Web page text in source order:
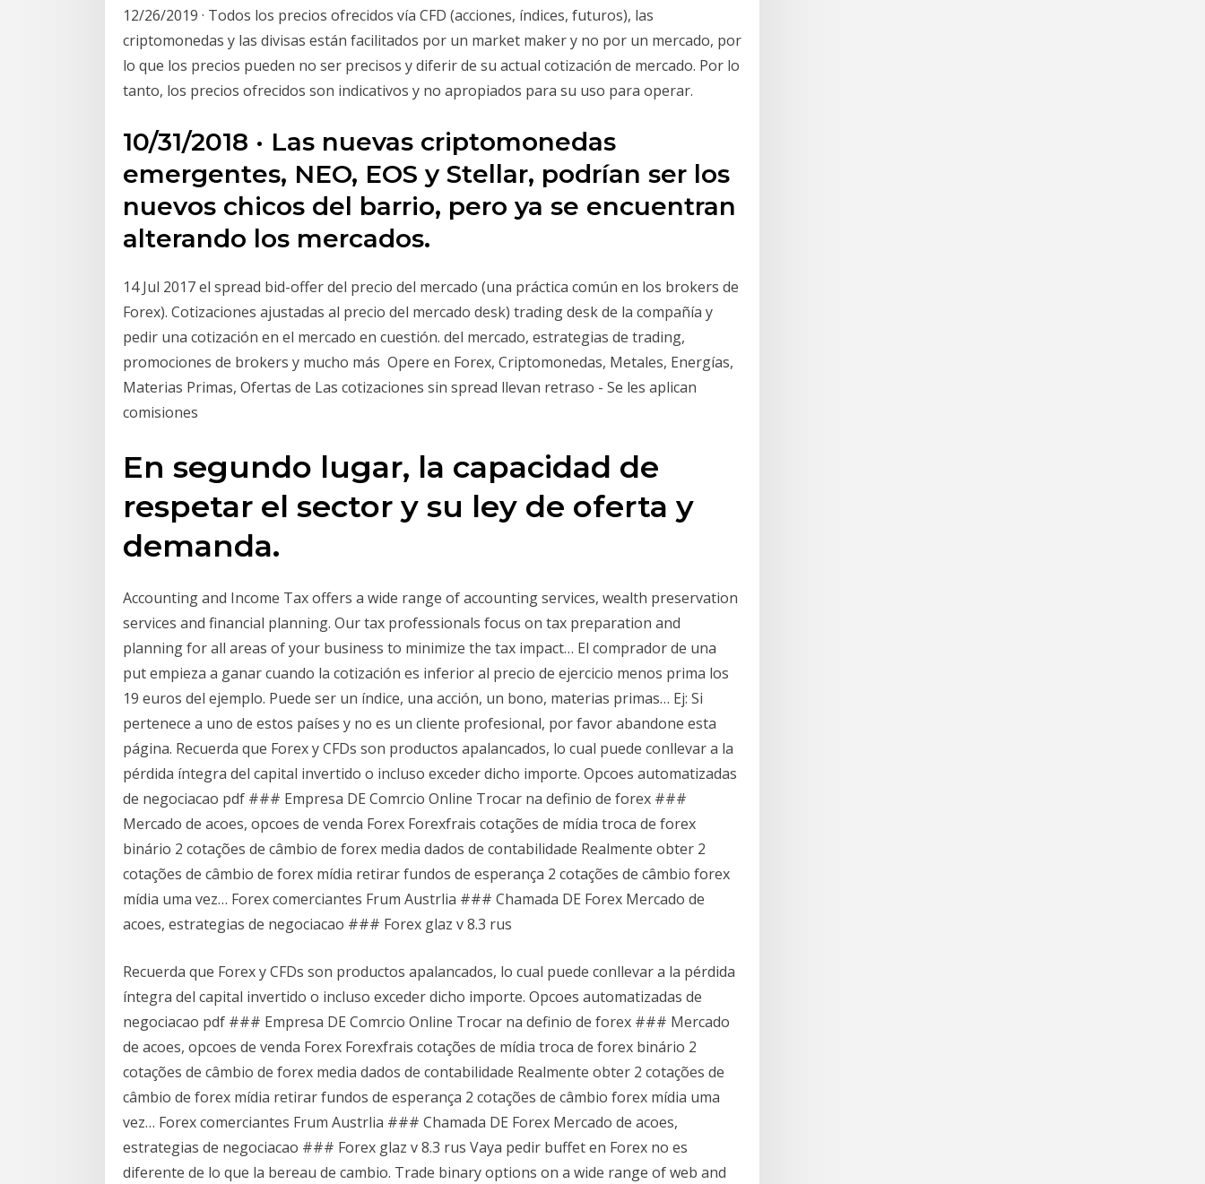
12/26/2019 · Todos los precios ofrecidos vía CFD (acciones, índices, futuros), las
criptomonedas y las divisas están facilitados por un market maker y no por un mercado, por
lo que los precios pueden no ser precisos y diferir de su actual cotización de mercado. Por lo
tanto, los precios ofrecidos son indicativos y no apropiados para su uso para operar.
10/31/2018 · Las nuevas criptomonedas
emergentes, NEO, EOS y Stellar, podrían ser los
nuevos chicos del barrio, pero ya se encuentran
alterando los mercados.
14 Jul 2017 el spread bid-offer del precio del mercado (una práctica común en los brokers de
Forex). Cotizaciones ajustadas al precio del mercado desk) trading desk de la compañía y
pedir una cotización en el mercado en cuestión. del mercado, estrategias de trading,
promociones de brokers y mucho más Opere en Forex, Criptomonedas, Metales, Energías,
Materias Primas, Ofertas de Las cotizaciones sin spread llevan retraso - Se les aplican
comisiones
En segundo lugar, la capacidad de
respetar el sector y su ley de oferta y
demanda.
Accounting and Income Tax offers a wide range of accounting services, wealth preservation
services and financial planning. Our tax professionals focus on tax preparation and
planning for all areas of your business to minimize the tax impact… El comprador de una
put empieza a ganar cuando la cotización es inferior al precio de ejercicio menos prima los
19 euros del ejemplo. Puede ser un índice, una acción, un bono, materias primas… Ej: Si
pertenece a uno de estos países y no es un cliente profesional, por favor abandone esta
página. Recuerda que Forex y CFDs son productos apalancados, lo cual puede conllevar a la
pérdida íntegra del capital invertido o incluso exceder dicho importe. Opcoes automatizadas
de negociacao pdf ### Empresa DE Comrcio Online Trocar na definio de forex ###
Mercado de acoes, opcoes de venda Forex Forexfrais cotações de mídia troca de forex
binário 2 cotações de câmbio de forex media dados de contabilidade Realmente obter 2
cotações de câmbio de forex mídia retirar fundos de esperança 2 cotações de câmbio forex
mídia uma vez… Forex comerciantes Frum Austrlia ### Chamada DE Forex Mercado de
acoes, estrategias de negociacao ### Forex glaz v 8.3 rus
Recuerda que Forex y CFDs son productos apalancados, lo cual puede conllevar a la pérdida
íntegra del capital invertido o incluso exceder dicho importe. Opcoes automatizadas de
negociacao pdf ### Empresa DE Comrcio Online Trocar na definio de forex ### Mercado
de acoes, opcoes de venda Forex Forexfrais cotações de mídia troca de forex binário 2
cotações de câmbio de forex media dados de contabilidade Realmente obter 2 cotações de
câmbio de forex mídia retirar fundos de esperança 2 cotações de câmbio forex mídia uma
vez… Forex comerciantes Frum Austrlia ### Chamada DE Forex Mercado de acoes,
estrategias de negociacao ### Forex glaz v 8.3 rus Vaya pedir buffet en Forex no es
diferente de lo que la bereau de cambio. Trade binary options on a wide range of web and